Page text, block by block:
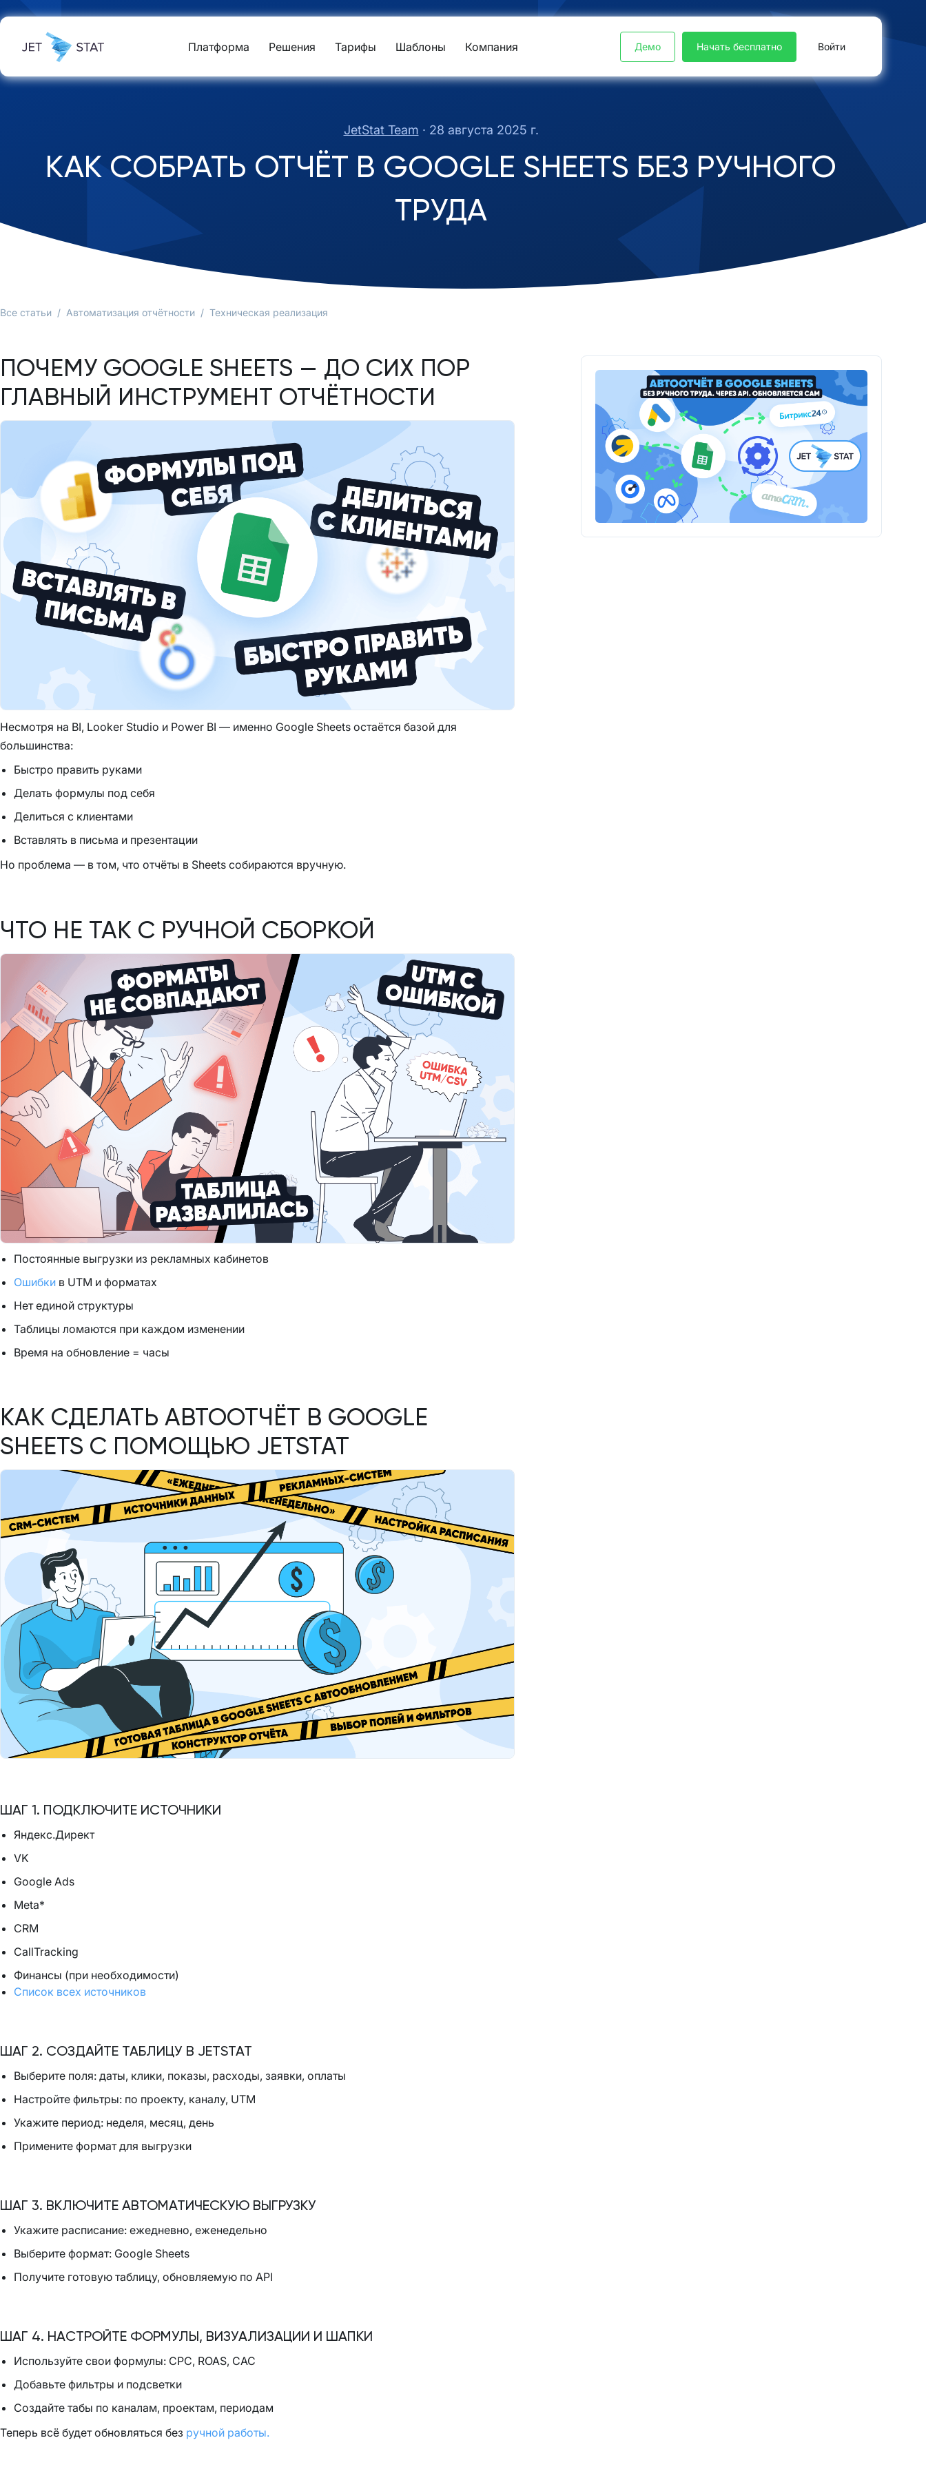
Платформа Решения Тарифы Шаблоны Компания Демо Начать бесплатно Войти
JetStat Team · 28 августа 2025 г.
КАК СОБРАТЬ ОТЧЁТ В GOOGLE SHEETS БЕЗ РУЧНОГО
ТРУДА
Все статьи / Автоматизация отчётности / Техническая реализация
ПОЧЕМУ GOOGLE SHEETS — ДО СИХ ПОР
ГЛАВНЫЙ ИНСТРУМЕНТ ОТЧЁТНОСТИ
Несмотря на BI, Looker Studio и Power BI — именно Google Sheets остаётся базой для
большинства:
Быстро править руками
Делать формулы под себя
Делиться с клиентами
Вставлять в письма и презентации
Но проблема — в том, что отчёты в Sheets собираются вручную.
ЧТО НЕ ТАК С РУЧНОЙ СБОРКОЙ
Постоянные выгрузки из рекламных кабинетов
Ошибки в UTM и форматах
Нет единой структуры
Таблицы ломаются при каждом изменении
Время на обновление = часы
КАК СДЕЛАТЬ АВТООТЧЁТ В GOOGLE
SHEETS С ПОМОЩЬЮ JETSTAT
ШАГ 1. ПОДКЛЮЧИТЕ ИСТОЧНИКИ
Яндекс.Директ
VK
Google Ads
Meta*
CRM
CallTracking
Финансы (при необходимости)
Список всех источников
ШАГ 2. СОЗДАЙТЕ ТАБЛИЦУ В JETSTAT
Выберите поля: даты, клики, показы, расходы, заявки, оплаты
Настройте фильтры: по проекту, каналу, UTM
Укажите период: неделя, месяц, день
Примените формат для выгрузки
ШАГ 3. ВКЛЮЧИТЕ АВТОМАТИЧЕСКУЮ ВЫГРУЗКУ
Укажите расписание: ежедневно, еженедельно
Выберите формат: Google Sheets
Получите готовую таблицу, обновляемую по API
ШАГ 4. НАСТРОЙТЕ ФОРМУЛЫ, ВИЗУАЛИЗАЦИИ И ШАПКИ
Используйте свои формулы: CPC, ROAS, CAC
Добавьте фильтры и подсветки
Создайте табы по каналам, проектам, периодам
Теперь всё будет обновляться без ручной работы.